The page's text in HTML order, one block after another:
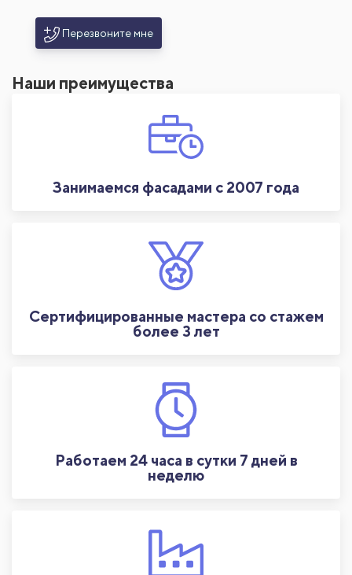
Перезвоните мне
Наши преимущества
Занимаемся фасадами с 2007 года
Сертифицированные мастера со стажем
более 3 лет
Работаем 24 часа в сутки 7 дней в
неделю